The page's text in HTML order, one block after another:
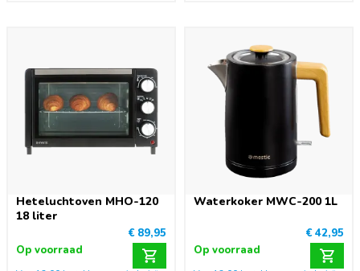
Heteluchtoven MHO-120
18 liter
€ 89,95
Op voorraad
Waterkoker MWC-200 1L
€ 42,95
Op voorraad